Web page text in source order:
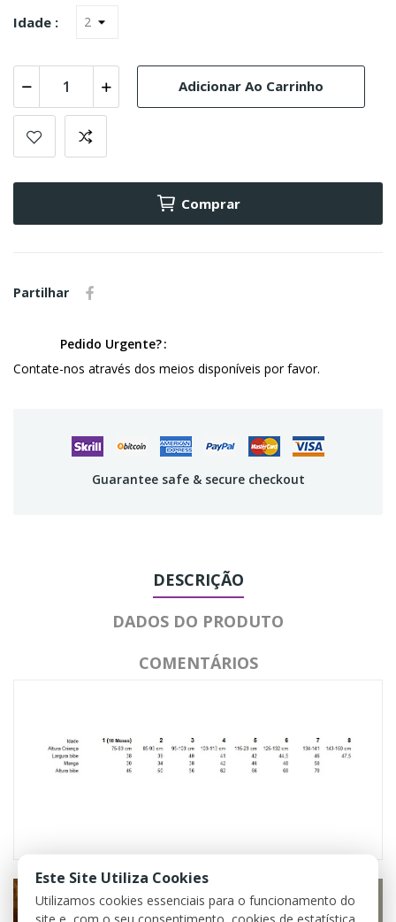
Idade :
Adicionar Ao Carrinho
Comprar
Partilhar
Pedido Urgente?
Contate-nos através dos meios disponíveis por favor.
Guarantee safe & secure checkout
DESCRIÇÃO
DADOS DO PRODUTO
COMENTÁRIOS
Este Site Utiliza Cookies
Utilizamos cookies essenciais para o funcionamento do
site e, com o seu consentimento, cookies de estatística